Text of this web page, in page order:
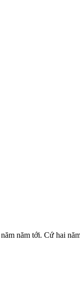
năm tới. Cứ hai